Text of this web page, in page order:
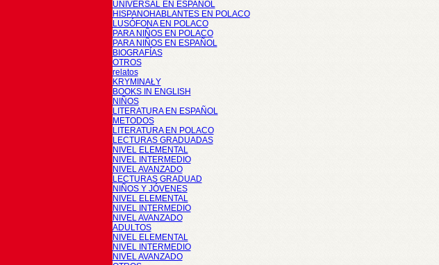
UNIVERSAL EN ESPAÑOL
HISPANOHABLANTES EN POLACO
LUSÓFONA EN POLACO
PARA NIÑOS EN POLACO
PARA NIÑOS EN ESPAÑOL
BIOGRAFÍAS
OTROS
relatos
KRYMINAŁY
BOOKS IN ENGLISH
NIÑOS
LITERATURA EN ESPAÑOL
METODOS
LITERATURA EN POLACO
LECTURAS GRADUADAS
NIVEL ELEMENTAL
NIVEL INTERMEDIO
NIVEL AVANZADO
LECTURAS GRADUAD
NIÑOS Y JÓVENES
NIVEL ELEMENTAL
NIVEL INTERMEDIO
NIVEL AVANZADO
ADULTOS
NIVEL ELEMENTAL
NIVEL INTERMEDIO
NIVEL AVANZADO